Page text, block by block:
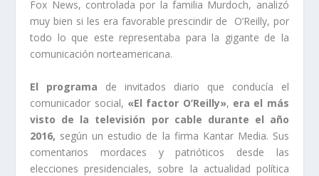
Fox News, controlada por la familia Murdoch, analizó
muy bien si les era favorable prescindir de O’Reilly, por
todo lo que este representaba para la gigante de la
comunicación norteamericana.
El programa de invitados diario que conducía el
comunicador social, «El factor O’Reilly», era el más
visto de la televisión por cable durante el año
2016, según un estudio de la firma Kantar Media. Sus
comentarios mordaces y patrióticos desde las
elecciones presidenciales, sobre la actualidad política